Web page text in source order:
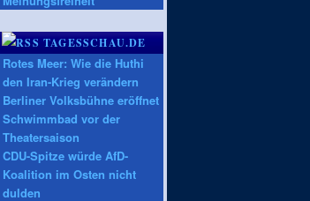
TAGESSCHAU.DE
Rotes Meer: Wie die Huthi
den Iran-Krieg verändern
Berliner Volksbühne eröffnet
Schwimmbad vor der
Theatersaison
CDU-Spitze würde AfD-
Koalition im Osten nicht
dulden